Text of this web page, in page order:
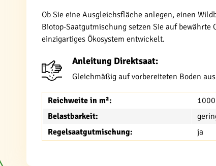
Ob Sie eine Ausgleichsfläche anlegen, einen
Biotop-Saatgutmischung setzen Sie auf
einzigartiges Ökosystem entwickelt.
Anleitung Direktsaat:
Gleichmäßig auf vorbereiteten Boden
Reichweite in m²:
1000
Belastbarkeit:
Regelsaatgutmischung:
ja